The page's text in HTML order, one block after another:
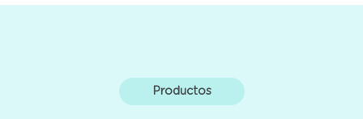
Productos